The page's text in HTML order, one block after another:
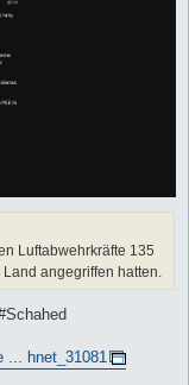
Luftabwehrkräfte 135
angegriffen hatten.
... hnet_31081